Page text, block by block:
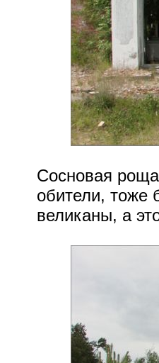
Сосновая
обители, тоже
великаны, а